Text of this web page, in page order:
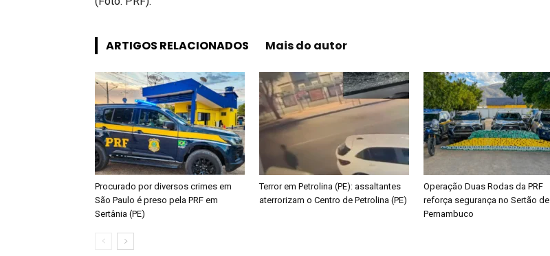
ARTIGOS RELACIONADOS Mais do autor
Procurado por diversos crimes em
São Paulo é preso pela PRF em
Sertânia (PE)
Terror em Petrolina (PE): assaltantes
aterrorizam o Centro de Petrolina (PE)
Operação Duas Rodas da PRF
reforça segurança no Sertão de
Pernambuco